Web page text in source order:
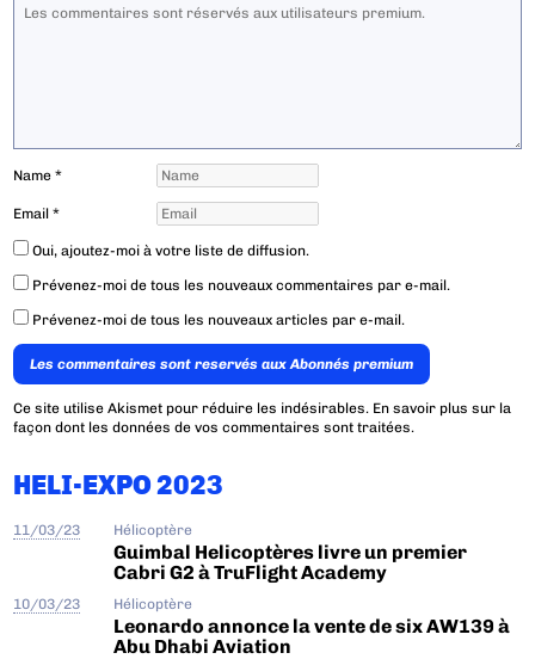
Name*
Email*
Oui, ajoutez-moi à votre liste de diffusion.
Prévenez-moi de tous les nouveaux commentaires par e-mail.
Prévenez-moi de tous les nouveaux articles par e-mail.
Les commentaires sont reservés aux Abonnés premium
Ce site utilise Akismet pour réduire les indésirables. En savoir plus sur la
façon dont les données de vos commentaires sont traitées.
HELI-EXPO 2023
11/03/23 Hélicoptère
Guimbal Helicoptères livre un premier
Cabri G2 à TruFlight Academy
10/03/23 Hélicoptère
Leonardo annonce la vente de six AW139 à
Abu Dhabi Aviation